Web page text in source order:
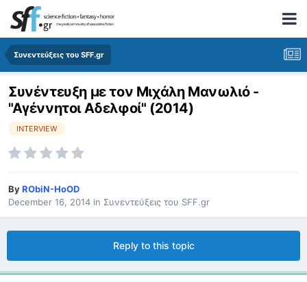
Συνεντεύξεις του SFF.gr
Συνέντευξη με τον Μιχάλη Μανωλιό -
"Αγέννητοι Αδελφοί" (2014)
INTERVIEW
ByRObiN-HoOD
December 16, 2014 in Συνεντεύξεις του SFF.gr
Reply to this topic